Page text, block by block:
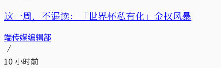
这一周，不漏读：「世界杯私有化」金权风暴
端传媒编辑部
10 小时前